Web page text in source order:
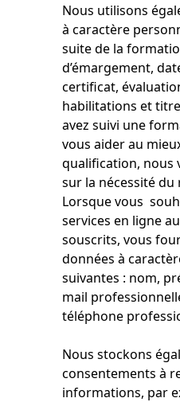
Nous utilisons
à caractère
suite de la
d’émargement,
certificat,
habilitations et
avez suivi une
vous aider au
qualification, nous
sur la nécessité
Lorsque vous
services en ligne
souscrits, vous
données à
suivantes : nom,
mail
téléphone
Nous stockons
consentements à
informations, par